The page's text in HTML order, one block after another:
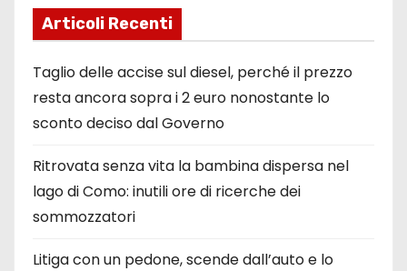
Articoli Recenti
Taglio delle accise sul diesel, perché il prezzo
resta ancora sopra i 2 euro nonostante lo
sconto deciso dal Governo
Ritrovata senza vita la bambina dispersa nel
lago di Como: inutili ore di ricerche dei
sommozzatori
Litiga con un pedone, scende dall’auto e lo